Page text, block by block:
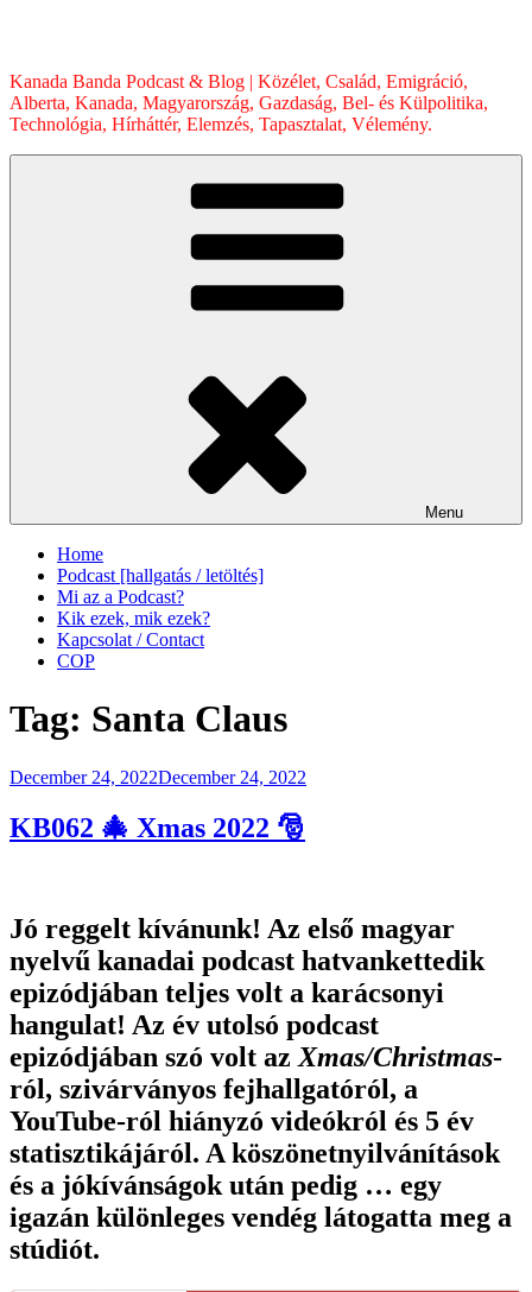
Kanada Banda Podcast & Blog | Közélet, Család, Emigráció,
Alberta, Kanada, Magyarország, Gazdaság, Bel- és Külpolitika,
Technológia, Hírháttér, Elemzés, Tapasztalat, Vélemény.
Menu
Home
Podcast [hallgatás / letöltés]
Mi az a Podcast?
Kik ezek, mik ezek?
Kapcsolat / Contact
COP
Tag: Santa Claus
Posted
December 24, 2022December 24, 2022
KB062 🎄 Xmas 2022 🎅
Jó reggelt kívánunk! Az első magyar
nyelvű kanadai podcast hatvankettedik
epizódjában teljes volt a karácsonyi
hangulat! Az év utolsó podcast
epizódjában szó volt az Xmas/Christmas-
ról, szivárványos fejhallgatóról, a
YouTube-ról hiányzó videókról és 5 év
statisztikájáról. A köszönetnyilvánítások
és a jókívánságok után pedig … egy
igazán különleges vendég látogatta meg a
stúdiót.